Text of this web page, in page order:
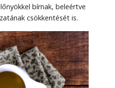
bírnak, beleértve
csökkentését is.